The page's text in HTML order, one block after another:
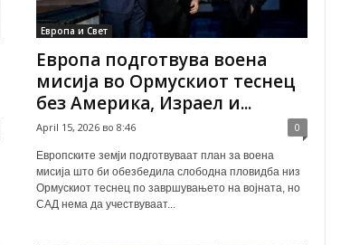
Европа и Свет
Европа подготвува воена
мисија во Ормускиот теснец
без Америка, Израел и...
April 15, 2026 во 8:46 0
Европските земји подготвуваат план за воена
мисија што би обезбедила слободна пловидба низ
Ормускиот теснец по завршувањето на војната, но
САД нема да учествуваат...